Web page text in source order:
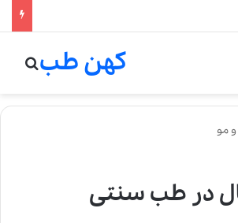
کهن طب
مو
در طب سنتی